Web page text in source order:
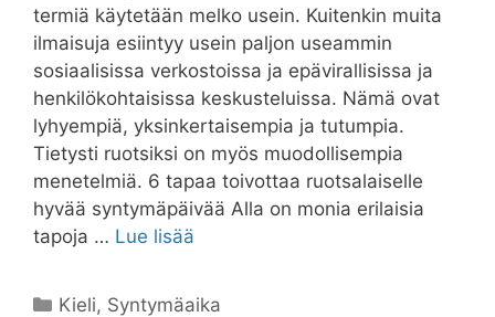
termiä käytetään melko usein. Kuitenkin muita
ilmaisuja esiintyy usein paljon useammin
sosiaalisissa verkostoissa ja epävirallisissa ja
henkilökohtaisissa keskusteluissa. Nämä ovat
lyhyempiä, yksinkertaisempia ja tutumpia.
Tietysti ruotsiksi on myös muodollisempia
menetelmiä. 6 tapaa toivottaa ruotsalaiselle
hyvää syntymäpäivää Alla on monia erilaisia ​​
tapoja … Lue lisää
Kategoriat
Kieli, Syntymäaika